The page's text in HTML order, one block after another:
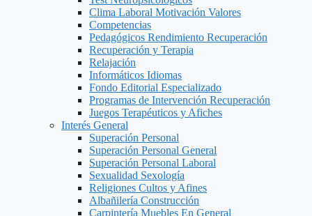
Clima Laboral Motivación Valores
Competencias
Pedagógicos Rendimiento Recuperación
Recuperación y Terapia
Relajación
Informáticos Idiomas
Fondo Editorial Especializado
Programas de Intervención Recuperación
Juegos Terapéuticos y Afiches
Interés General
Superación Personal
Superación Personal General
Superación Personal Laboral
Sexualidad Sexología
Religiones Cultos y Afines
Albañilería Construcción
Carpintería Muebles En General